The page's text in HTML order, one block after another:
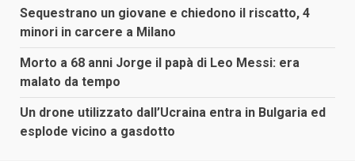
Sequestrano un giovane e chiedono il riscatto, 4
minori in carcere a Milano
Morto a 68 anni Jorge il papà di Leo Messi: era
malato da tempo
Un drone utilizzato dall’Ucraina entra in Bulgaria ed
esplode vicino a gasdotto